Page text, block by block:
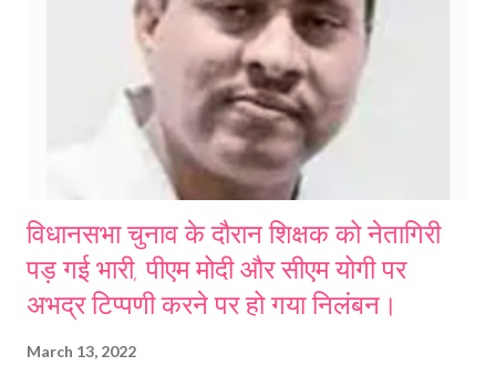
पीएम मोदी का परीक्षा पे चर्चा कार्यक्रम 2018 से प्रत...
विधानसभा चुनाव के दौरान शिक्षक को नेतागिरी
पड़ गई भारी, पीएम मोदी और सीएम योगी पर
अभद्र टिप्पणी करने पर हो गया निलंबन।
March 13, 2022